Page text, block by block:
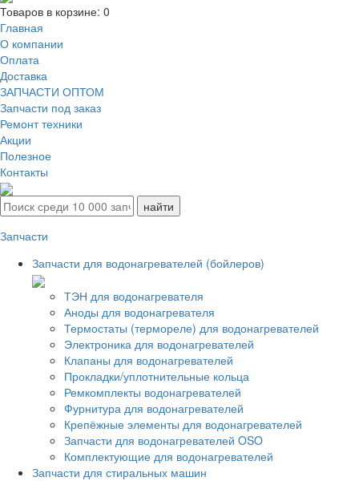
Товаров в корзине: 0
Главная
О компании
Оплата
Доставка
ЗАПЧАСТИ ОПТОМ
Запчасти под заказ
Ремонт техники
Акции
Полезное
Контакты
Запчасти
Запчасти для водонагревателей (бойлеров)
ТЭН для водонагревателя
Аноды для водонагревателя
Термостаты (термореле) для водонагревателей
Электроника для водонагревателей
Клапаны для водонагревателей
Прокладки/уплотнительные кольца
Ремкомплекты водонагревателей
Фурнитура для водонагревателей
Крепёжные элементы для водонагревателей
Запчасти для водонагревателей OSO
Комплектующие для водонагревателей
Запчасти для стиральных машин